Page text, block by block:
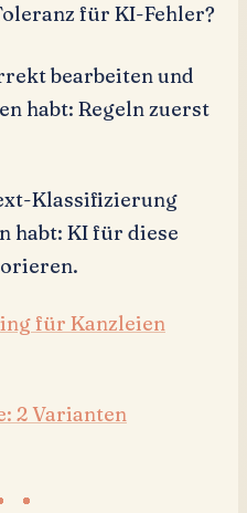
für KI-Fehler?
bearbeiten und
habt: Regeln zuerst
Klassifizierung
habt: KI für diese
für Kanzleien
2 Varianten